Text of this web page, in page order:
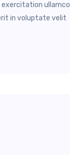
exercitation ullamco
in voluptate velit